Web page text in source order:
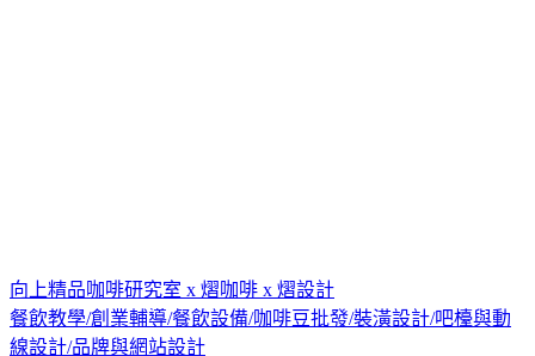
向上精品咖啡研究室 x 熠咖啡 x 熠設計
餐飲教學/創業輔導/餐飲設備/咖啡豆批發/裝潢設計/吧檯與動
線設計/品牌與網站設計